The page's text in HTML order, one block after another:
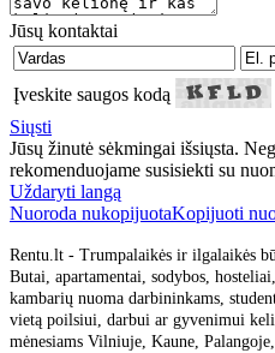
Jūsų kontaktai
Įveskite saugos kodą
Siųsti
Jūsų žinutė sėkmingai išsiųsta.
rekomenduojame susisiekti su
Uždaryti langą
Nuoroda nukopijuotaKopijuoti
Rentu.lt - Trumpalaikės ir ilgalaikės
Butai, apartamentai, sodybos,
kambarių nuoma darbininkams,
vietą poilsiui, darbui ar gyvenimui
mėnesiams Vilniuje, Kaune,